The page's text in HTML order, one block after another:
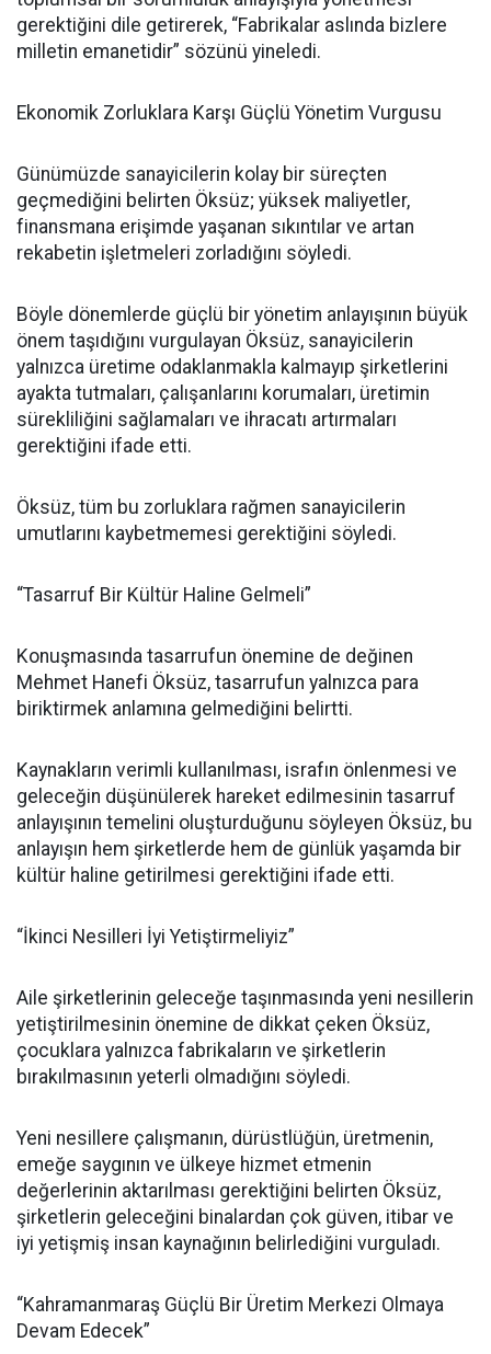
gerektiğini dile getirerek, “Fabrikalar aslında bizlere
milletin emanetidir” sözünü yineledi.
Ekonomik Zorluklara Karşı Güçlü Yönetim Vurgusu
Günümüzde sanayicilerin kolay bir süreçten
geçmediğini belirten Öksüz; yüksek maliyetler,
finansmana erişimde yaşanan sıkıntılar ve artan
rekabetin işletmeleri zorladığını söyledi.
Böyle dönemlerde güçlü bir yönetim anlayışının büyük
önem taşıdığını vurgulayan Öksüz, sanayicilerin
yalnızca üretime odaklanmakla kalmayıp şirketlerini
ayakta tutmaları, çalışanlarını korumaları, üretimin
sürekliliğini sağlamaları ve ihracatı artırmaları
gerektiğini ifade etti.
Öksüz, tüm bu zorluklara rağmen sanayicilerin
umutlarını kaybetmemesi gerektiğini söyledi.
“Tasarruf Bir Kültür Haline Gelmeli”
Konuşmasında tasarrufun önemine de değinen
Mehmet Hanefi Öksüz, tasarrufun yalnızca para
biriktirmek anlamına gelmediğini belirtti.
Kaynakların verimli kullanılması, israfın önlenmesi ve
geleceğin düşünülerek hareket edilmesinin tasarruf
anlayışının temelini oluşturduğunu söyleyen Öksüz, bu
anlayışın hem şirketlerde hem de günlük yaşamda bir
kültür haline getirilmesi gerektiğini ifade etti.
“İkinci Nesilleri İyi Yetiştirmeliyiz”
Aile şirketlerinin geleceğe taşınmasında yeni nesillerin
yetiştirilmesinin önemine de dikkat çeken Öksüz,
çocuklara yalnızca fabrikaların ve şirketlerin
bırakılmasının yeterli olmadığını söyledi.
Yeni nesillere çalışmanın, dürüstlüğün, üretmenin,
emeğe saygının ve ülkeye hizmet etmenin
değerlerinin aktarılması gerektiğini belirten Öksüz,
şirketlerin geleceğini binalardan çok güven, itibar ve
iyi yetişmiş insan kaynağının belirlediğini vurguladı.
“Kahramanmaraş Güçlü Bir Üretim Merkezi Olmaya
Devam Edecek”